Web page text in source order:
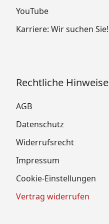
YouTube
Karriere: Wir suchen Sie!
Rechtliche Hinweise
AGB
Datenschutz
Widerrufsrecht
Impressum
Cookie-Einstellungen
Vertrag widerrufen